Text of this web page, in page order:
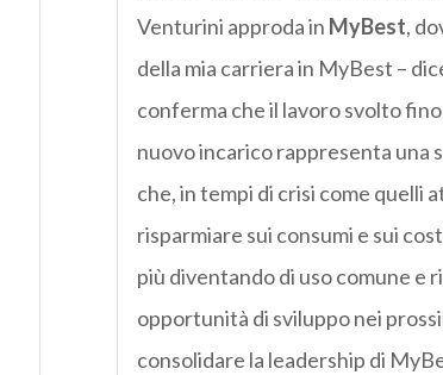
Venturini approda in MyBest,
della mia carriera in MyBest –
conferma che il lavoro svolto
nuovo incarico rappresenta una
che, in tempi di crisi come quelli
risparmiare sui consumi e sui
più diventando di uso comune e
opportunità di sviluppo nei
consolidare la leadership di